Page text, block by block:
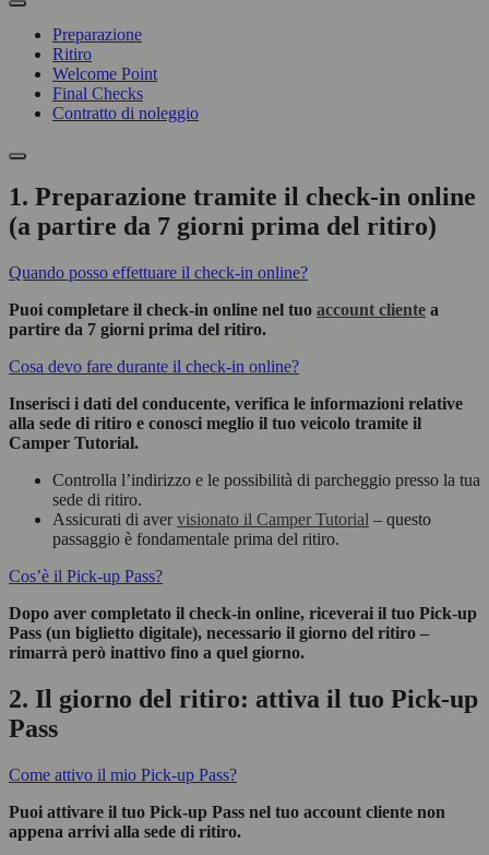
Preparazione
Ritiro
Welcome Point
Final Checks
Contratto di noleggio
1. Preparazione tramite il check-in online
(a partire da 7 giorni prima del ritiro)
Quando posso effettuare il check-in online?
Puoi completare il check-in online nel tuo account cliente a
partire da 7 giorni prima del ritiro.
Cosa devo fare durante il check-in online?
Inserisci i dati del conducente, verifica le informazioni relative
alla sede di ritiro e conosci meglio il tuo veicolo tramite il
Camper Tutorial.
Controlla l’indirizzo e le possibilità di parcheggio presso la tua
sede di ritiro.
Assicurati di aver visionato il Camper Tutorial – questo
passaggio è fondamentale prima del ritiro.
Cos’è il Pick-up Pass?
Dopo aver completato il check-in online, riceverai il tuo Pick-up
Pass (un biglietto digitale), necessario il giorno del ritiro –
rimarrà però inattivo fino a quel giorno.
2. Il giorno del ritiro: attiva il tuo Pick-up
Pass
Come attivo il mio Pick-up Pass?
Puoi attivare il tuo Pick-up Pass nel tuo account cliente non
appena arrivi alla sede di ritiro.